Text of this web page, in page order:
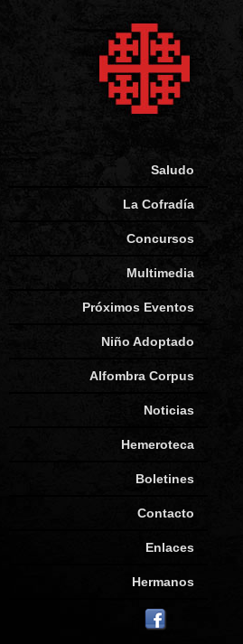
Saludo
La Cofradía
Concursos
Multimedia
Próximos Eventos
Niño Adoptado
Alfombra Corpus
Noticias
Hemeroteca
Boletines
Contacto
Enlaces
Hermanos